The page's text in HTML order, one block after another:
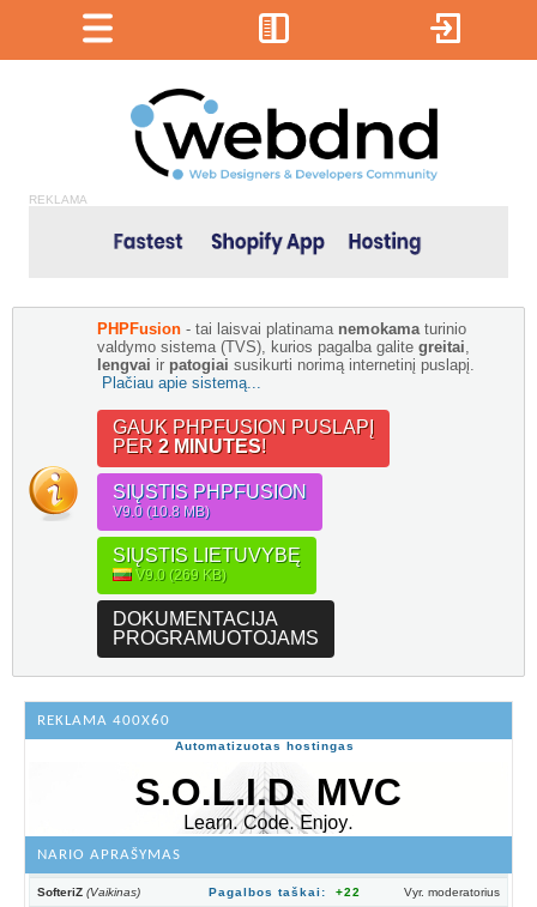
REKLAMA
PHPFusion - tai laisvai platinama nemokama turinio
valdymo sistema (TVS), kurios pagalba galite greitai
lengvai ir patogiai susikurti norimą internetinį puslapį.
Plačiau apie sistemą...
GAUK PHPFUSION PUSLAPĮ
PER 2 MINUTES!
SIŲSTIS PHPFUSION
V9.0 (10.8 MB)
SIŲSTIS LIETUVYBĘ
V9.0 (269 KB)
DOKUMENTACIJA
PROGRAMUOTOJAMS
REKLAMA 400X60
Automatizuotas hostingas
NARIO APRAŠYMAS
SofteriZ (Vaikinas) Pagalbos taškai: +22 Vyr. moderatorius